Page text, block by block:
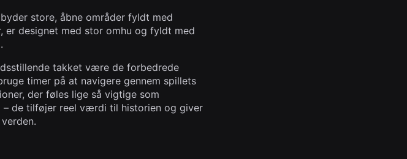
store, åbne områder fyldt med
er designet med stor omhu og fyldt med
takket være de forbedrede
timer på at navigere gennem spillets
der føles lige så vigtige som
– de tilføjer reel værdi til historien og giver